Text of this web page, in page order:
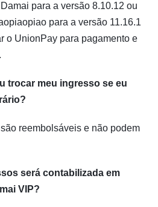
para a versão 8.10.12 ou
para a versão 11.16.1
o UnionPay para pagamento e
trocar meu ingresso se eu
reembolsáveis e não podem
será contabilizada em
VIP?